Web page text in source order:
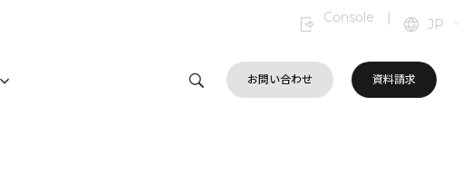
Console | JP
お問い合わせ 資料請求